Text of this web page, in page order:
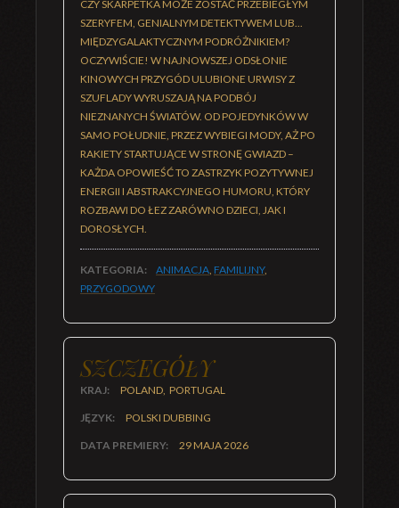
CZY SKARPETKA MOŻE ZOSTAĆ PRZEBIEGŁYM
SZERYFEM, GENIALNYM DETEKTYWEM LUB...
MIĘDZYGALAKTYCZNYM PODRÓŻNIKIEM?
OCZYWIŚCIE! W NAJNOWSZEJ ODSŁONIE
KINOWYCH PRZYGÓD ULUBIONE URWISY Z
SZUFLADY WYRUSZAJĄ NA PODBÓJ
NIEZNANYCH ŚWIATÓW. OD POJEDYNKÓW W
SAMO POŁUDNIE, PRZEZ WYBIEGI MODY, AŻ PO
RAKIETY STARTUJĄCE W STRONĘ GWIAZD –
KAŻDA OPOWIEŚĆ TO ZASTRZYK POZYTYWNEJ
ENERGII I ABSTRAKCYJNEGO HUMORU, KTÓRY
ROZBAWI DO ŁEZ ZARÓWNO DZIECI, JAK I
DOROSŁYCH.
KATEGORIA: ANIMACJA, FAMILIJNY,
PRZYGODOWY
SZCZEGÓŁY
KRAJ: POLAND, PORTUGAL
JĘZYK: POLSKI DUBBING
DATA PREMIERY: 29 MAJA 2026